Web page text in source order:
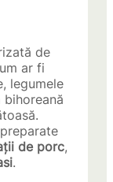
de
ar fi
legumele
de porc,
.